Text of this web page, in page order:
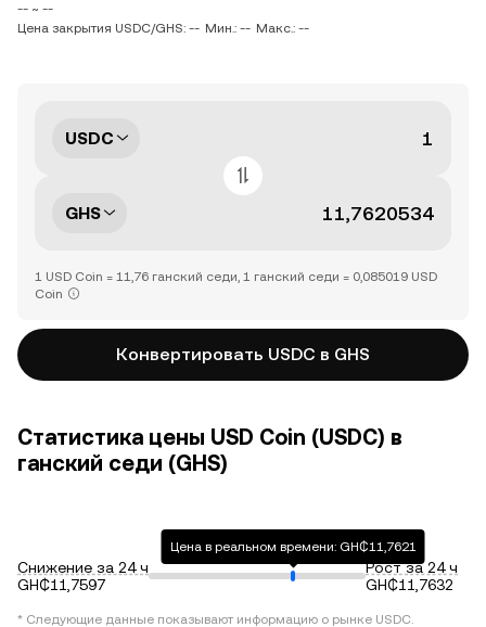
-- ~ --
Цена закрытия USDC/GHS: -- Мин.: -- Макс.: --
USDC
GHS
1 USD Coin = 11,76 ганский седи, 1 ганский седи = 0,085019 USD
Coin
Конвертировать USDC в GHS
Статистика цены USD Coin (USDC) в
ганский седи (GHS)
Снижение за 24 ч
GH₵11,7597
Цена в реальном времени: GH₵11,7621
Рост за 24 ч
GH₵11,7632
* Следующие данные показывают информацию о рынке USDC.